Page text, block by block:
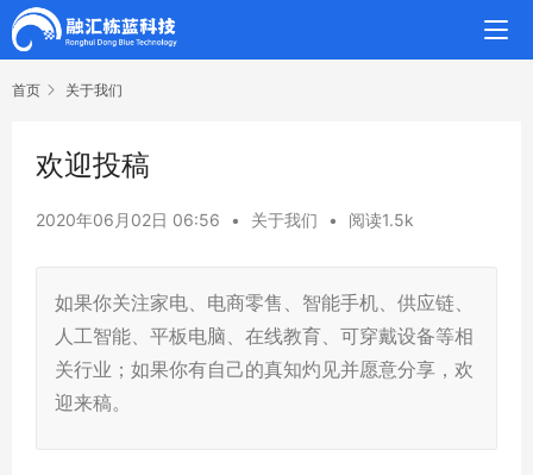
首页 关于我们
欢迎投稿
2020年06月02日 06:56 • 关于我们 • 阅读1.5k
如果你关注家电、电商零售、智能手机、供应链、
人工智能、平板电脑、在线教育、可穿戴设备等相
关行业；如果你有自己的真知灼见并愿意分享，欢
迎来稿。